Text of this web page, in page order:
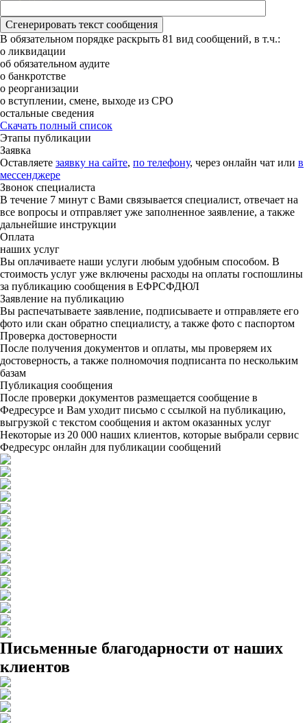
В обязательном порядке раскрыть 81 вид сообщений, в т.ч.:
о ликвидации
об обязательном аудите
о банкротстве
о реорганизации
о вступлении, смене, выходе из СРО
остальные сведения
Скачать полный список
Этапы публикации
Заявка
Оставляете заявку на сайте, по телефону, через онлайн чат или в
мессенджере
Звонок специалиста
В течение 7 минут с Вами связывается специалист, отвечает на
все вопросы и отправляет уже заполненное заявление, а также
дальнейшие инструкции
Оплата
наших услуг
Вы оплачиваете наши услуги любым удобным способом. В
стоимость услуг уже включены расходы на оплаты госпошлины
за публикацию сообщения в ЕФРСФДЮЛ
Заявление на публикацию
Вы распечатываете заявление, подписываете и отправляете его
фото или скан обратно специалисту, а также фото с паспортом
Проверка достоверности
После получения документов и оплаты, мы проверяем их
достоверность, а также полномочия подписанта по нескольким
базам
Публикация сообщения
После проверки документов размещается сообщение в
Федресурсе и Вам уходит письмо с ссылкой на публикацию,
выгрузкой с текстом сообщения и актом оказанных услуг
Некоторые из 20 000 наших клиентов, которые выбрали сервис
Федресурс онлайн для публикации сообщений
Письменные благодарности от наших
клиентов